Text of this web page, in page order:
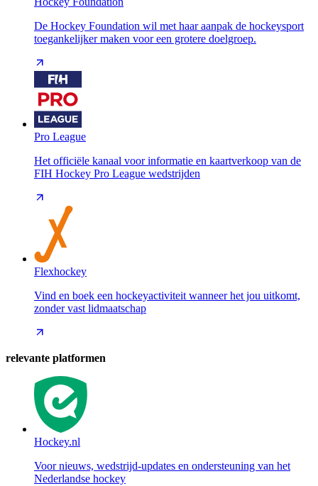
De Hockey Foundation wil met haar aanpak de hockeysport
toegankelijker maken voor een grotere doelgroep.
Pro League
Het officiële kanaal voor informatie en kaartverkoop van de
FIH Hockey Pro League wedstrijden
Flexhockey
Vind en boek een hockeyactiviteit wanneer het jou uitkomt,
zonder vast lidmaatschap
relevante platformen
Hockey.nl
Voor nieuws, wedstrijd-updates en ondersteuning van het
Nederlandse hockey